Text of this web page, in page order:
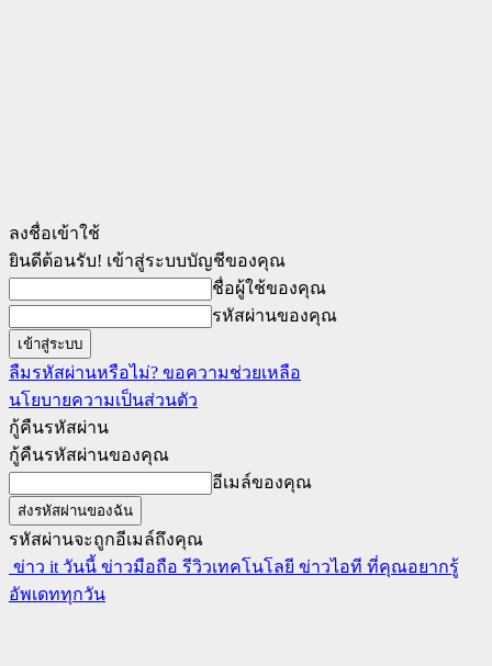
ลงชื่อเข้าใช้
ยินดีต้อนรับ! เข้าสู่ระบบบัญชีของคุณ
ชื่อผู้ใช้ของคุณ
รหัสผ่านของคุณ
ลืมรหัสผ่านหรือไม่? ขอความช่วยเหลือ
นโยบายความเป็นส่วนตัว
กู้คืนรหัสผ่าน
กู้คืนรหัสผ่านของคุณ
อีเมล์ของคุณ
รหัสผ่านจะถูกอีเมล์ถึงคุณ
ข่าว it วันนี้ ข่าวมือถือ รีวิวเทคโนโลยี ข่าวไอที ที่คุณอยากรู้
อัพเดททุกวัน